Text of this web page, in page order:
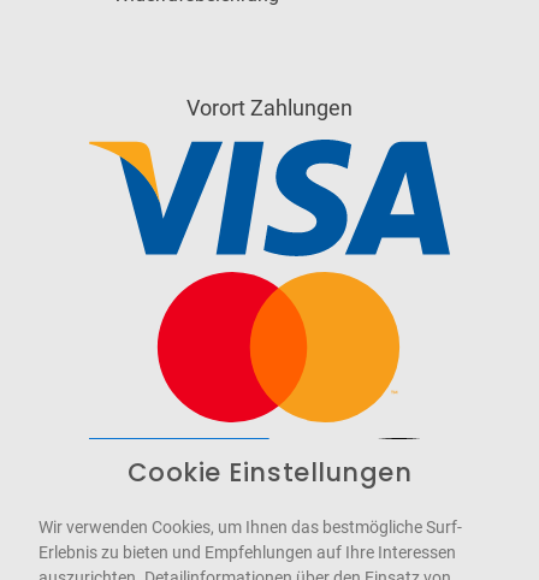
Vorort Zahlungen
WCAG-2.1-AA
Cookie Einstellungen
Wir verwenden Cookies, um Ihnen das bestmögliche Surf-
Erlebnis zu bieten und Empfehlungen auf Ihre Interessen